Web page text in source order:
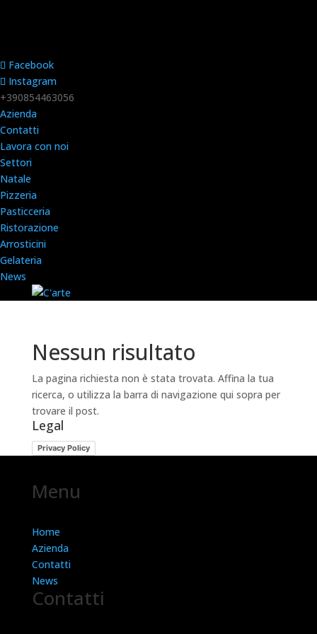
Facebook
Instagram
+390854463056
Azienda
Contatti
Lavora con noi
Settori
Natale
Pizzeria
Pasticceria
Ristorazione
Arrosticini
Gelateria
News
Nessun risultato
La pagina richiesta non è stata trovata. Affina la tua
ricerca, o utilizza la barra di navigazione qui sopra per
trovare il post.
Legal
Privacy Policy
Menu
Home
Azienda
Contatti
News
Contatti